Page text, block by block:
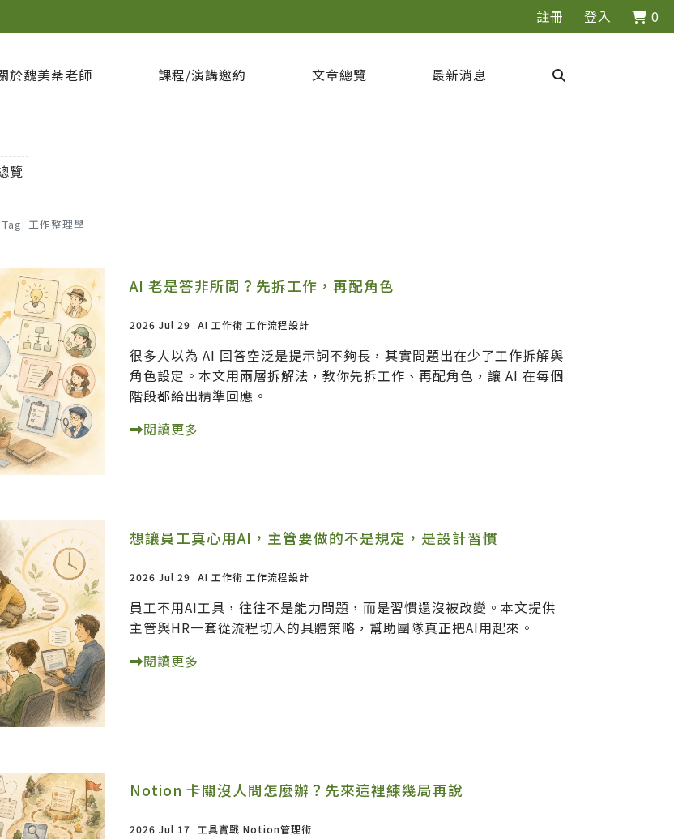
註冊 登入 0
於魏美棻老師 課程/演講邀約 文章總覽 最新消息
覽
Tag: 工作整理學
AI 老是答非所問？先拆工作，再配角色
2026 Jul 29 AI 工作術 工作流程設計
很多人以為 AI 回答空泛是提示詞不夠長，其實問題出在少了工作拆解與
角色設定。本文用兩層拆解法，教你先拆工作、再配角色，讓 AI 在每個
階段都給出精準回應。
閱讀更多
想讓員工真心用AI，主管要做的不是規定，是設計習慣
2026 Jul 29 AI 工作術 工作流程設計
員工不用AI工具，往往不是能力問題，而是習慣還沒被改變。本文提供
主管與HR一套從流程切入的具體策略，幫助團隊真正把AI用起來。
閱讀更多
Notion 卡關沒人問怎麼辦？先來這裡練幾局再說
2026 Jul 17 工具實戰 Notion管理術